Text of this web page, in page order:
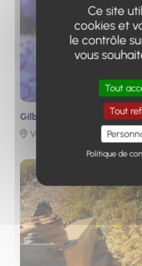
Gilbert Gouin
Valensole
Photo
Ce site
cookies et
le contrôle
vous
Tout
Tout
Politique de